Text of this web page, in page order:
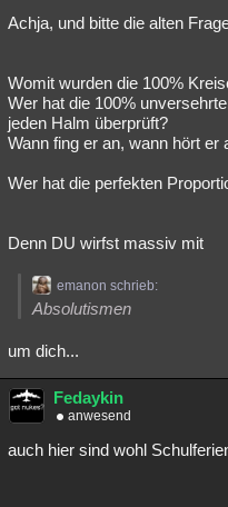
Achja, und bitte die alten
Womit wurden die 100%
Wer hat die 100%
jeden Halm überprüft?
Wann fing er an, wann hört er
Wer hat die perfekten
Denn DU wirfst massiv mit
emanon schrieb:
Absolutismen
um dich...
Fedaykin
anwesend
auch hier sind wohl